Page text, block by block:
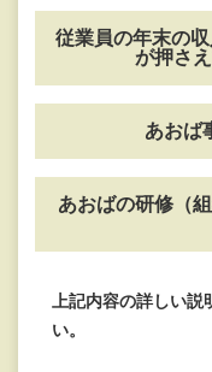
従業員の年末の
が押さ
あおば
あおばの研修（
上記内容の詳しい説
い。